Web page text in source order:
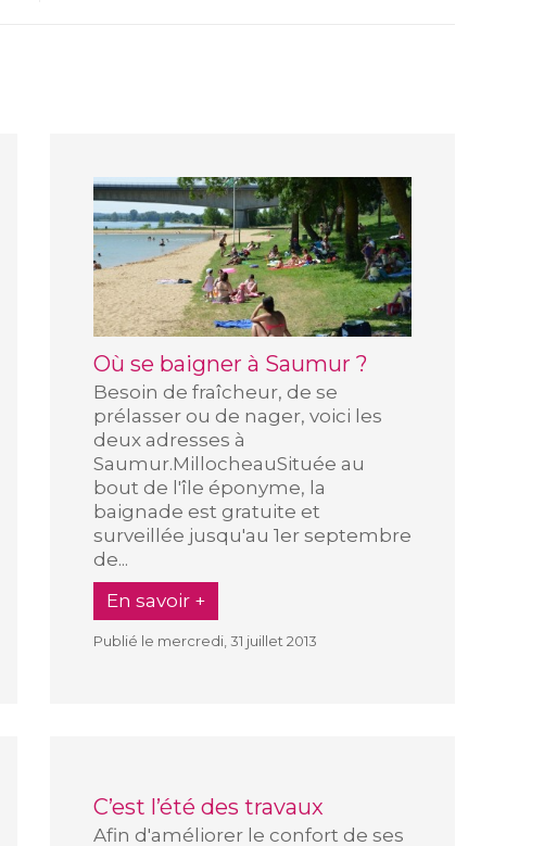
Où se baigner à Saumur ?
Besoin de fraîcheur, de se
prélasser ou de nager, voici les
deux adresses à
Saumur.MillocheauSituée au
bout de l'île éponyme, la
baignade est gratuite et
surveillée jusqu'au 1er septembre
de...
En savoir +
Publié le mercredi, 31 juillet 2013
C’est l’été des travaux
Afin d'améliorer le confort de ses